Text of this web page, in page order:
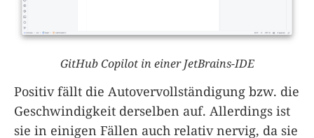
GitHub Copilot in einer JetBrains-IDE
Positiv fällt die Autovervollständigung bzw. die
Geschwindigkeit derselben auf. Allerdings ist
sie in einigen Fällen auch relativ nervig, da sie